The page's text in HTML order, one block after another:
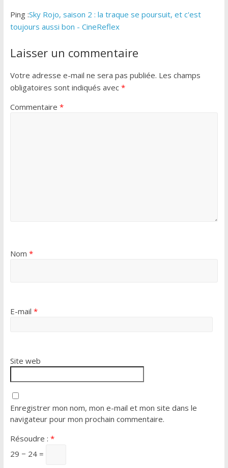
Ping :Sky Rojo, saison 2 : la traque se poursuit, et c'est
toujours aussi bon - CineReflex
Laisser un commentaire
Votre adresse e-mail ne sera pas publiée. Les champs
obligatoires sont indiqués avec *
Commentaire *
Nom *
E-mail *
Site web
Enregistrer mon nom, mon e-mail et mon site dans le
navigateur pour mon prochain commentaire.
Résoudre : *
29 − 24 =